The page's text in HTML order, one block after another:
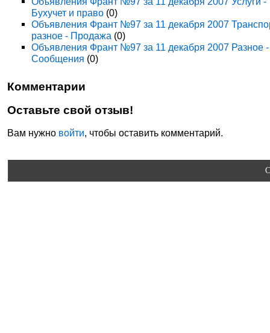
Бухучет и право (0)
Объявления Франт №97 за 11 декабря 2007
разное - Продажа (0)
Объявления Франт №97 за 11 декабря 2007 Разное -
Сообщения (0)
Комментарии
Оставьте свой отзыв!
Вам нужно войти, чтобы оставить комментарий.